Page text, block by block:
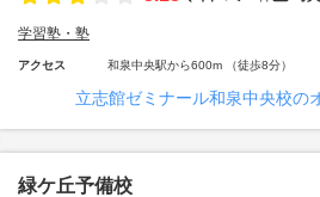
学習塾・塾
アクセス 和泉中央駅から600m （徒歩8分）
立志館ゼミナール和泉中央校の
緑ケ丘予備校